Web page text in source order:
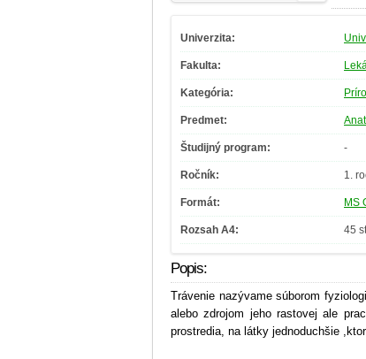
Univerzita:
Fakulta:
Kategória:
Predmet:
Študijný program: -
Ročník: 1.
Formát: MS
Rozsah A4: 45
Popis:
Trávenie nazývame súborom
alebo zdrojom jeho rastovej ale
prostredia, na látky jednoduchšie